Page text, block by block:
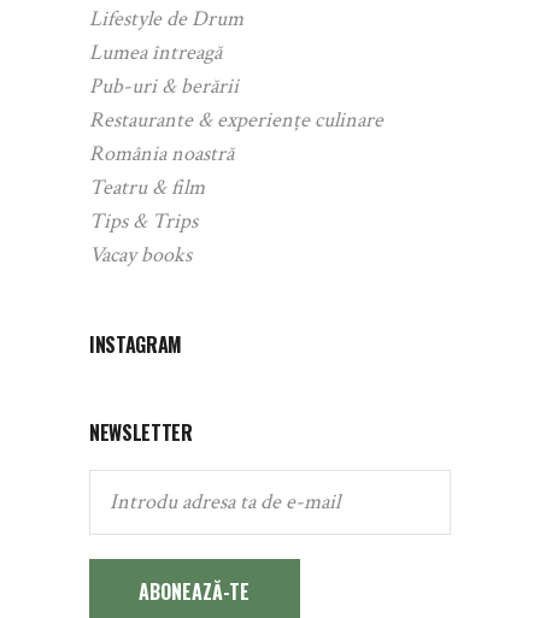
Lifestyle de Drum
Lumea întreagă
Pub-uri & berării
Restaurante & experiențe culinare
România noastră
Teatru & film
Tips & Trips
Vacay books
INSTAGRAM
NEWSLETTER
ABONEAZĂ-TE